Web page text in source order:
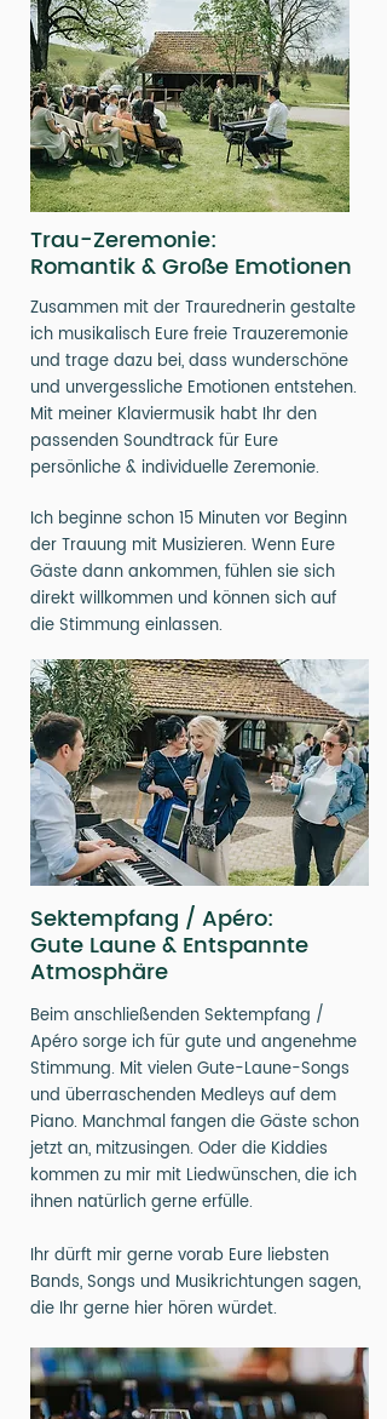
Trau-Zeremonie:
Romantik & Große Emotionen
Zusammen mit der Traurednerin gestalte
ich musikalisch Eure freie Trauzeremonie
und trage dazu bei, dass wunderschöne
und unvergessliche Emotionen entstehen.
Mit meiner Klaviermusik habt Ihr den
passenden Soundtrack für Eure
persönliche & individuelle Zeremonie.
Ich beginne schon 15 Minuten vor Beginn
der Trauung mit Musizieren. Wenn Eure
Gäste dann ankommen, fühlen sie sich
direkt willkommen und können sich auf
die Stimmung einlassen.
Sektempfang / Apéro:
Gute Laune & Entspannte
Atmosphäre
Beim anschließenden Sektempfang /
Apéro sorge ich für gute und angenehme
Stimmung. Mit vielen Gute-Laune-Songs
und überraschenden Medleys auf dem
Piano. Manchmal fangen die Gäste schon
jetzt an, mitzusingen. Oder die Kiddies
kommen zu mir mit Liedwünschen, die ich
ihnen natürlich gerne erfülle.
Ihr dürft mir gerne vorab Eure liebsten
Bands, Songs und Musikrichtungen sagen,
die Ihr gerne hier hören würdet.